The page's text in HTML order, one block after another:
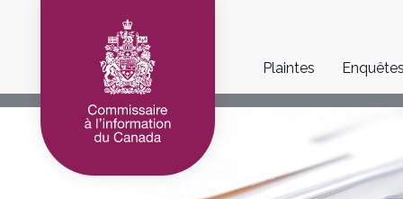
Main
navigation
Plaintes Enquêtes